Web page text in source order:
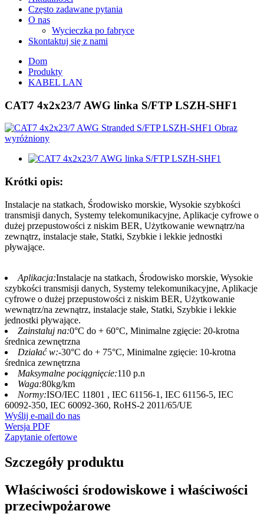
Często zadawane pytania
O nas
Wycieczka po fabryce
Skontaktuj się z nami
Dom
Produkty
KABEL LAN
CAT7 4x2x23/7 AWG linka S/FTP LSZH-SHF1
Krótki opis:
Instalacje na statkach, Środowisko morskie, Wysokie szybkości
transmisji danych, Systemy telekomunikacyjne, Aplikacje cyfrowe o
dużej przepustowości z niskim BER, Użytkowanie wewnątrz/na
zewnątrz, instalacje stałe, Statki, Szybkie i lekkie jednostki
pływające.
Aplikacja:Instalacje na statkach, Środowisko morskie, Wysokie
szybkości transmisji danych, Systemy telekomunikacyjne, Aplikacje
cyfrowe o dużej przepustowości z niskim BER, Użytkowanie
wewnątrz/na zewnątrz, instalacje stałe, Statki, Szybkie i lekkie
jednostki pływające.
Zainstaluj na:0°C do + 60°C, Minimalne zgięcie: 20-krotna
średnica zewnętrzna
Działać w:-30°C do + 75°C, Minimalne zgięcie: 10-krotna
średnica zewnętrzna
Maksymalne pociągnięcie:110 p.n
Waga:80kg/km
Normy:ISO/IEC 11801 , IEC 61156-1, IEC 61156-5, IEC
60092-350, IEC 60092-360, RoHS-2 2011/65/UE
Wyślij e-mail do nas
Wersja PDF
Zapytanie ofertowe
Szczegóły produktu
Właściwości środowiskowe i właściwości
przeciwpożarowe